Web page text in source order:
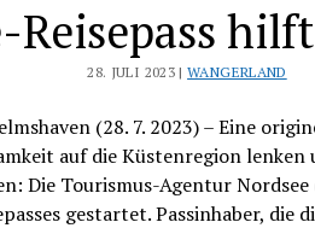
Reisepass
28. JULI 2023 |WANGERLAND
(28. 7. 2023) – Eine
auf die Küstenregion lenken
Die Tourismus-Agentur
gestartet. Passinhaber, die